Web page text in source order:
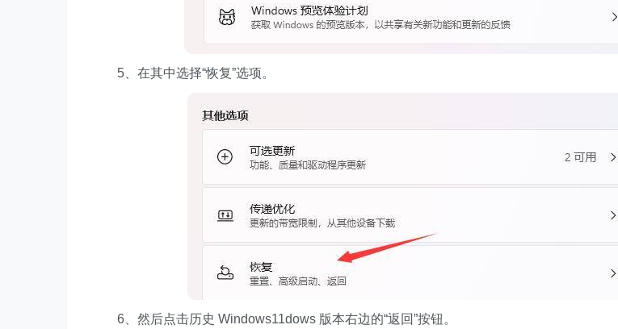
5、在其中选择“恢复”选项。
6、然后点击历史 Windows11dows 版本右边的“返回”按钮。